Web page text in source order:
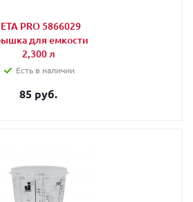
PRO 5866029
для емкости
2,300 л
Есть в наличии
85 руб.